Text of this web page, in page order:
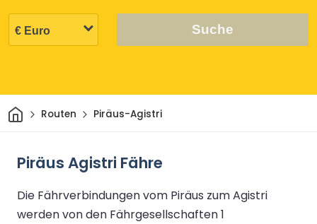
Suche
HeimRouten Piräus-Agistri
Piräus Agistri Fähre
Die Fährverbindungen vom Piräus zum Agistri
werden von den Fährgesellschaften 1